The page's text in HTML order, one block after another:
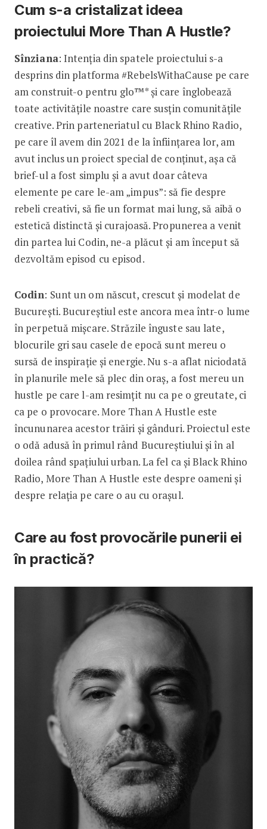
Cum s-a cristalizat ideea
proiectului More Than A Hustle?
Sînziana: Intenția din spatele proiectului s-a
desprins din platforma #RebelsWithaCause pe care
am construit-o pentru glo™* și care înglobează
toate activitățile noastre care susțin comunitățile
creative. Prin parteneriatul cu Black Rhino Radio,
pe care îl avem din 2021 de la înființarea lor, am
avut inclus un proiect special de conținut, așa că
brief-ul a fost simplu și a avut doar câteva
elemente pe care le-am „impus”: să fie despre
rebeli creativi, să fie un format mai lung, să aibă o
estetică distinctă și curajoasă. Propunerea a venit
din partea lui Codin, ne-a plăcut și am început să
dezvoltăm episod cu episod.
Codin: Sunt un om născut, crescut și modelat de
București. Bucureștiul este ancora mea într-o lume
în perpetuă mișcare. Străzile înguste sau late,
blocurile gri sau casele de epocă sunt mereu o
sursă de inspirație și energie. Nu s-a aflat niciodată
în planurile mele să plec din oraș, a fost mereu un
hustle pe care l-am resimțit nu ca pe o greutate, ci
ca pe o provocare. More Than A Hustle este
încununarea acestor trăiri și gânduri. Proiectul este
o odă adusă în primul rând Bucureștiului și în al
doilea rând spațiului urban. La fel ca și Black Rhino
Radio, More Than A Hustle este despre oameni și
despre relația pe care o au cu orașul.
Care au fost provocările punerii ei
în practică?